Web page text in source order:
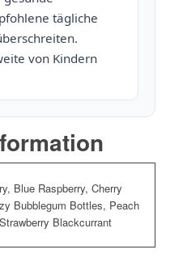
tägliche
von Kindern
Blue Raspberry, Cherry
Bubblegum Bottles, Peach
Blackcurrant